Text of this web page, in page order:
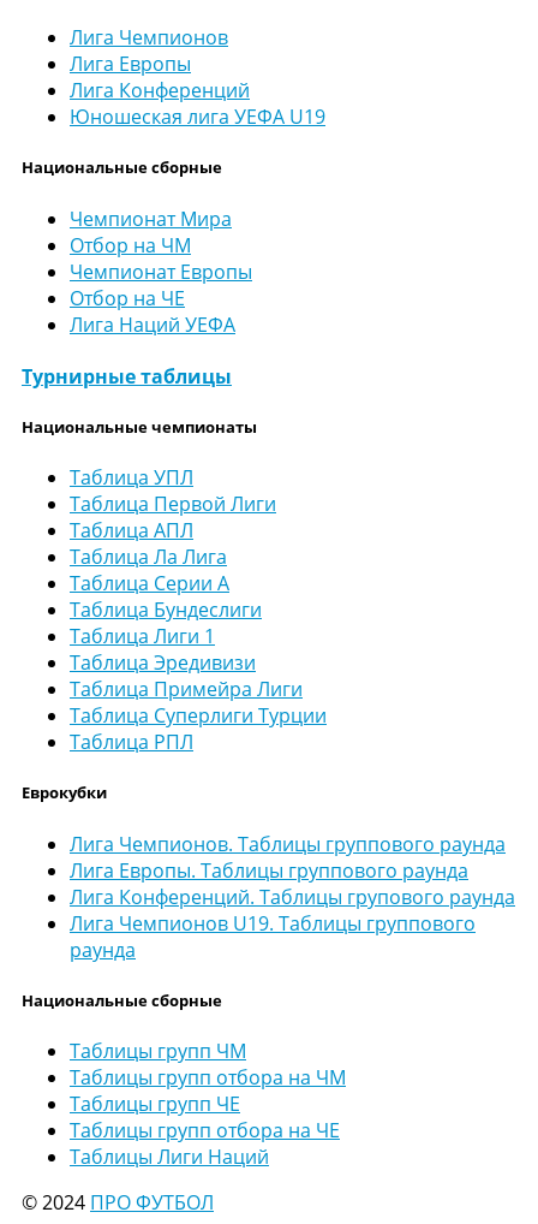
Лига Чемпионов
Лига Европы
Лига Конференций
Юношеская лига УЕФА U19
Национальные сборные
Чемпионат Мира
Отбор на ЧМ
Чемпионат Европы
Отбор на ЧЕ
Лига Наций УЕФА
Турнирные таблицы
Национальные чемпионаты
Таблица УПЛ
Таблица Первой Лиги
Таблица АПЛ
Таблица Ла Лига
Таблица Серии А
Таблица Бундеслиги
Таблица Лиги 1
Таблица Эредивизи
Таблица Примейра Лиги
Таблица Суперлиги Турции
Таблица РПЛ
Еврокубки
Лига Чемпионов. Таблицы группового раунда
Лига Европы. Таблицы группового раунда
Лига Конференций. Таблицы групового раунда
Лига Чемпионов U19. Таблицы группового
раунда
Национальные сборные
Таблицы групп ЧМ
Таблицы групп отбора на ЧМ
Таблицы групп ЧЕ
Таблицы групп отбора на ЧЕ
Таблицы Лиги Наций
© 2024 ПРО ФУТБОЛ